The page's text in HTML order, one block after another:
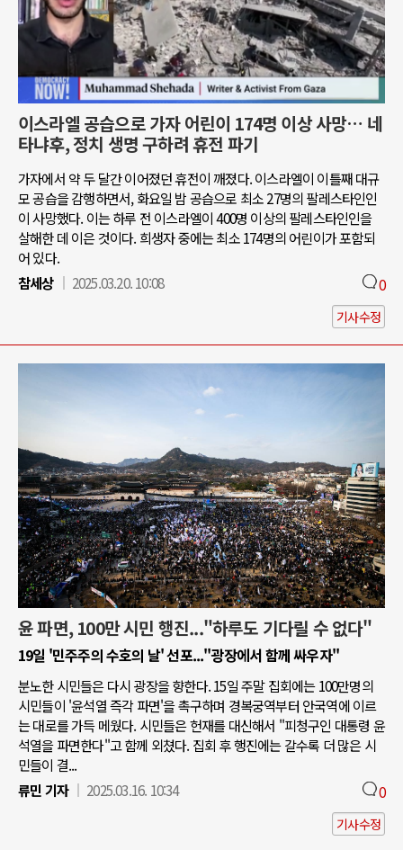
이스라엘 공습으로 가자 어린이 174명 이상 사망… 네
타냐후, 정치 생명 구하려 휴전 파기
가자에서 약 두 달간 이어졌던 휴전이 깨졌다. 이스라엘이 이틀째 대규
모 공습을 감행하면서, 화요일 밤 공습으로 최소 27명의 팔레스타인인
이 사망했다. 이는 하루 전 이스라엘이 400명 이상의 팔레스타인인을
살해한 데 이은 것이다. 희생자 중에는 최소 174명의 어린이가 포함되
어 있다.
참세상
2025.03.20. 10:08 0
기사수정
윤 파면, 100만 시민 행진..."하루도 기다릴 수 없다"
19일 '민주주의 수호의 날' 선포..."광장에서 함께 싸우자"
분노한 시민들은 다시 광장을 향한다. 15일 주말 집회에는 100만명의
시민들이 '윤석열 즉각 파면'을 촉구하며 경복궁역부터 안국역에 이르
는 대로를 가득 메웠다. 시민들은 헌재를 대신해서 "피청구인 대통령 윤
석열을 파면한다"고 함께 외쳤다. 집회 후 행진에는 갈수록 더 많은 시
민들이 결...
류민 기자
2025.03.16. 10:34 0
기사수정